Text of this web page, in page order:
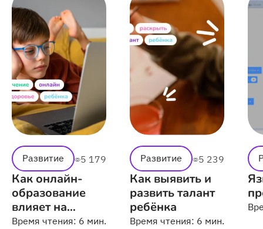
Развитие 5 179
Как онлайн-
образование
влияет на
здоровье и
Время чтения: 6 мин.
Развитие 5 239
Как выявить и
развить талант
ребёнка
Время чтения: 6 мин.